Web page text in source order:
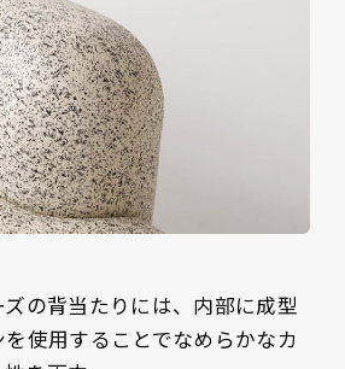
の背当たりには、内部に成型
使用することでなめらかなカ